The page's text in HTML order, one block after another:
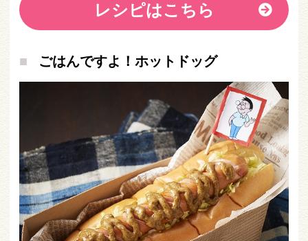
レシピはこちら
ごはんですよ！ホットドッグ